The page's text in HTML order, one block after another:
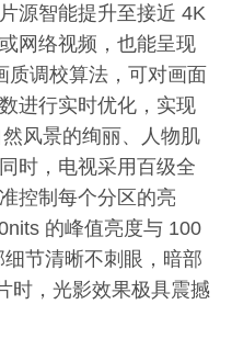
源智能提升至接近 4K
网络视频，也能呈现
质调校算法，可对画面
进行实时优化，实现
风景的绚丽、人物肌
时，电视采用百级全
控制每个分区的亮
的峰值亮度与 100
节清晰不刺眼，暗部
时，光影效果极具震撼